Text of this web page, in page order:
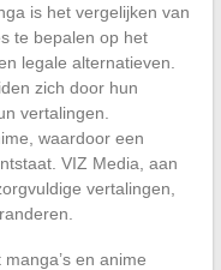
is het vergelijken van
te bepalen op het
legale alternatieven.
zich door hun
vertalingen.
waardoor een
VIZ Media, aan
vertalingen,
en anime